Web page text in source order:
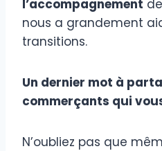
l’accompagnement
nous a grandement
transitions.
Un dernier mot à
commerçants qui
N’oubliez pas que